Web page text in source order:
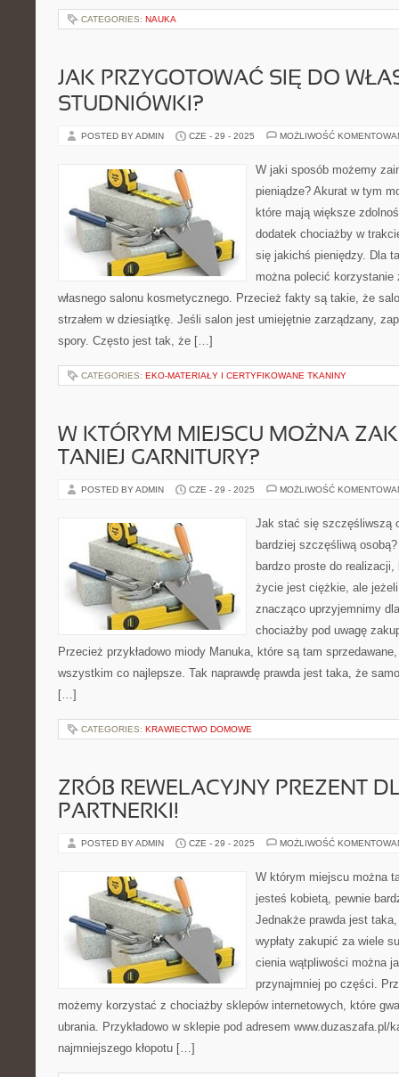
CATEGORIES: NAUKA
JAK PRZYGOTOWAĆ SIĘ DO
STUDNIÓWKI?
POSTED BY ADMIN CZE - 29 - 2025 MOŻLIWOŚĆ
W jaki sposób możemy
pieniądze? Akurat w tym
które mają większe
dodatek chociażby w
się jakichś pieniędzy. Dla
można polecić korzystanie
własnego salonu kosmetycznego. Przecież fakty są takie, że
strzałem w dziesiątkę. Jeśli salon jest umiejętnie zarządzany,
spory. Często jest tak, że […]
CATEGORIES: EKO-MATERIAŁY I CERTYFIKOWANE TKANINY
W KTÓRYM MIEJSCU MOŻNA
TANIEJ GARNITURY?
POSTED BY ADMIN CZE - 29 - 2025 MOŻLIWOŚĆ
Jak stać się szczęśliwszą
bardziej szczęśliwą
bardzo proste do
życie jest ciężkie, ale
znacząco uprzyjemnimy
chociażby pod uwagę
Przecież przykładowo miody Manuka, które są tam
wszystkim co najlepsze. Tak naprawdę prawda jest taka, że
[…]
CATEGORIES: KRAWIECTWO DOMOWE
ZRÓB REWELACYJNY PREZENT
PARTNERKI!
POSTED BY ADMIN CZE - 29 - 2025 MOŻLIWOŚĆ
W którym miejscu można
jesteś kobietą, pewnie
Jednakże prawda jest
wypłaty zakupić za wiele
cienia wątpliwości można
przynajmniej po części.
możemy korzystać z chociażby sklepów internetowych, które
ubrania. Przykładowo w sklepie pod adresem www.duzaszafa.pl/
najmniejszego kłopotu […]